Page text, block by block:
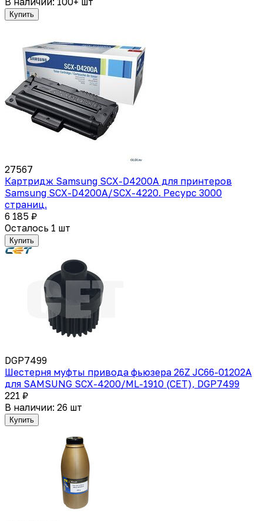
Купить
27567
Картридж Samsung SCX-D4200A для принтеров
Samsung SCX-D4200A/SCX-4220. Ресурс 3000
страниц.
6 185 ₽
Осталось 1 шт
Купить
DGP7499
Шестерня муфты привода фьюзера 26Z JC66-01202A
для SAMSUNG SCX-4200/ML-1910 (CET), DGP7499
221 ₽
В наличии: 26 шт
Купить